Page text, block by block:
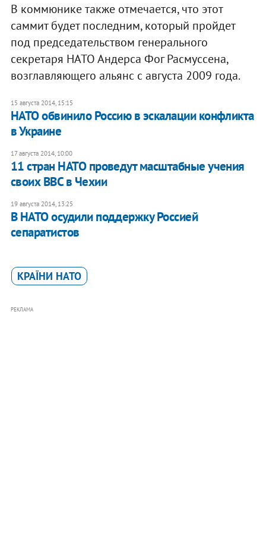
В коммюнике также отмечается, что этот
саммит будет последним, который пройдет
под председательством генерального
секретаря НАТО Андерса Фог Расмуссена,
возглавляющего альянс с августа 2009 года.
15 августа 2014, 15:15
НАТО обвинило Россию в эскалации конфликта
в Украине
17 августа 2014, 10:00
11 стран НАТО проведут масштабные учения
своих ВВС в Чехии
19 августа 2014, 13:25
В НАТО осудили поддержку Россией
сепаратистов
КРАЇНИ НАТО
РЕКЛАМА